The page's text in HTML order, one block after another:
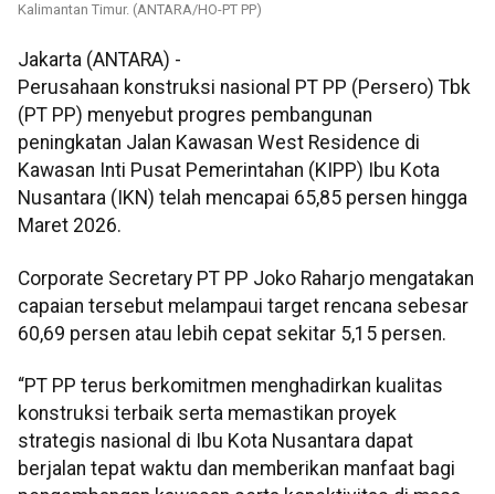
Kalimantan Timur. (ANTARA/HO-PT PP)
Jakarta (ANTARA) -
Perusahaan konstruksi nasional PT PP (Persero) Tbk
(PT PP) menyebut progres pembangunan
peningkatan Jalan Kawasan West Residence di
Kawasan Inti Pusat Pemerintahan (KIPP) Ibu Kota
Nusantara (IKN) telah mencapai 65,85 persen hingga
Maret 2026.
Corporate Secretary PT PP Joko Raharjo mengatakan
capaian tersebut melampaui target rencana sebesar
60,69 persen atau lebih cepat sekitar 5,15 persen.
“PT PP terus berkomitmen menghadirkan kualitas
konstruksi terbaik serta memastikan proyek
strategis nasional di Ibu Kota Nusantara dapat
berjalan tepat waktu dan memberikan manfaat bagi